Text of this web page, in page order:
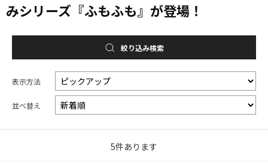
みシリーズ『ふもふも』が登場！
絞り込み検索
表示方法
並べ替え
5件あります